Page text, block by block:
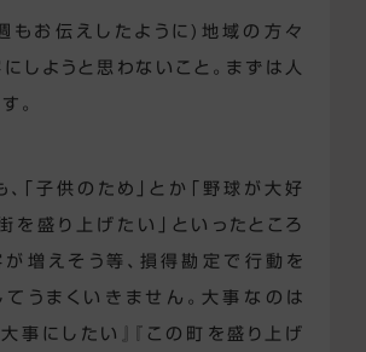
もお伝えしたように)地域の方々
しようと思わないこと。まずは人
。
「子供のため」とか「野球が大好
を盛り上げたい」といったところ
が増えそう等、損得勘定で行動を
てうまくいきません。大事なのは
事にしたい』『この町を盛り上げ